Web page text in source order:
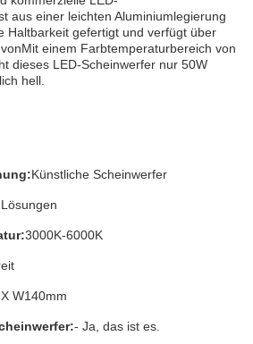
aus einer leichten Aluminiumlegierung
Haltbarkeit gefertigt und verfügt über
einem Farbtemperaturbereich von
dieses LED-Scheinwerfer nur 50W
hell.
Künstliche Scheinwerfer
3000K-6000K
W140mm
- Ja, das ist es.